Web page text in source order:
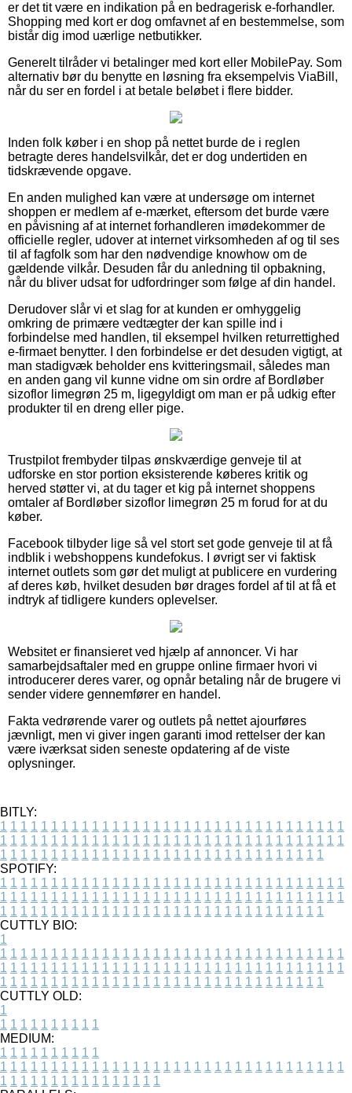
er det tit være en indikation på en bedragerisk e-forhandler.
Shopping med kort er dog omfavnet af en bestemmelse, som
bistår dig imod uærlige netbutikker.
Generelt tilråder vi betalinger med kort eller MobilePay. Som
alternativ bør du benytte en løsning fra eksempelvis ViaBill,
når du ser en fordel i at betale beløbet i flere bidder.
Inden folk køber i en shop på nettet burde de i reglen
betragte deres handelsvilkår, det er dog undertiden en
tidskrævende opgave.
En anden mulighed kan være at undersøge om internet
shoppen er medlem af e-mærket, eftersom det burde være
en påvisning af at internet forhandleren imødekommer de
officielle regler, udover at internet virksomheden af og til ses
til af fagfolk som har den nødvendige knowhow om de
gældende vilkår. Desuden får du anledning til opbakning,
når du bliver udsat for udfordringer som følge af din handel.
Derudover slår vi et slag for at kunden er omhyggelig
omkring de primære vedtægter der kan spille ind i
forbindelse med handlen, til eksempel hvilken returrettighed
e-firmaet benytter. I den forbindelse er det desuden vigtigt, at
man stadigvæk beholder ens kvitteringsmail, således man
en anden gang vil kunne vidne om sin ordre af Bordløber
sizoflor limegrøn 25 m, ligegyldigt om man er på udkig efter
produkter til en dreng eller pige.
Trustpilot frembyder tilpas ønskværdige genveje til at
udforske en stor portion eksisterende køberes kritik og
herved støtter vi, at du tager et kig på internet shoppens
omtaler af Bordløber sizoflor limegrøn 25 m forud for at du
køber.
Facebook tilbyder lige så vel stort set gode genveje til at få
indblik i webshoppens kundefokus. I øvrigt ser vi faktisk
internet outlets som gør det muligt at publicere en vurdering
af deres køb, hvilket desuden bør drages fordel af til at få et
indtryk af tidligere kunders oplevelser.
Websitet er finansieret ved hjælp af annoncer. Vi har
samarbejdsaftaler med en gruppe online firmaer hvori vi
introducerer deres varer, og opnår betaling når de brugere vi
sender videre gennemfører en handel.
Fakta vedrørende varer og outlets på nettet ajourføres
jævnligt, men vi giver ingen garanti imod rettelser der kan
være iværksat siden seneste opdatering af de viste
oplysninger.
BITLY:
1 1 1 1 1 1 1 1 1 1 1 1 1 1 1 1 1 1 1 1 1 1 1 1 1 1 1 1 1 1 1 1 1 1
1 1 1 1 1 1 1 1 1 1 1 1 1 1 1 1 1 1 1 1 1 1 1 1 1 1 1 1 1 1 1 1 1 1
1 1 1 1 1 1 1 1 1 1 1 1 1 1 1 1 1 1 1 1 1 1 1 1 1 1 1 1 1 1 1 1
SPOTIFY:
1 1 1 1 1 1 1 1 1 1 1 1 1 1 1 1 1 1 1 1 1 1 1 1 1 1 1 1 1 1 1 1 1 1
1 1 1 1 1 1 1 1 1 1 1 1 1 1 1 1 1 1 1 1 1 1 1 1 1 1 1 1 1 1 1 1 1 1
1 1 1 1 1 1 1 1 1 1 1 1 1 1 1 1 1 1 1 1 1 1 1 1 1 1 1 1 1 1 1 1
CUTTLY BIO:
1
1 1 1 1 1 1 1 1 1 1 1 1 1 1 1 1 1 1 1 1 1 1 1 1 1 1 1 1 1 1 1 1 1 1
1 1 1 1 1 1 1 1 1 1 1 1 1 1 1 1 1 1 1 1 1 1 1 1 1 1 1 1 1 1 1 1 1 1
1 1 1 1 1 1 1 1 1 1 1 1 1 1 1 1 1 1 1 1 1 1 1 1 1 1 1 1 1 1 1 1
CUTTLY OLD:
1
1 1 1 1 1 1 1 1 1 1
MEDIUM:
1 1 1 1 1 1 1 1 1 1
1 1 1 1 1 1 1 1 1 1 1 1 1 1 1 1 1 1 1 1 1 1 1 1 1 1 1 1 1 1 1 1 1 1
1 1 1 1 1 1 1 1 1 1 1 1 1 1 1 1